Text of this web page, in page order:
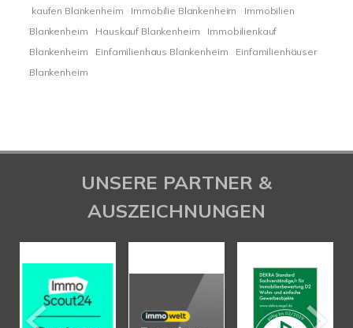
kaufen Blankenheim
Immobilie Blankenheim
Immobilien
Blankenheim
Hauskauf Blankenheim
Immobilienkauf
Blankenheim
Einfamilienhaus Blankenheim
Einfamilienhäuser
Blankenheim
UNSERE PARTNER &
AUSZEICHNUNGEN